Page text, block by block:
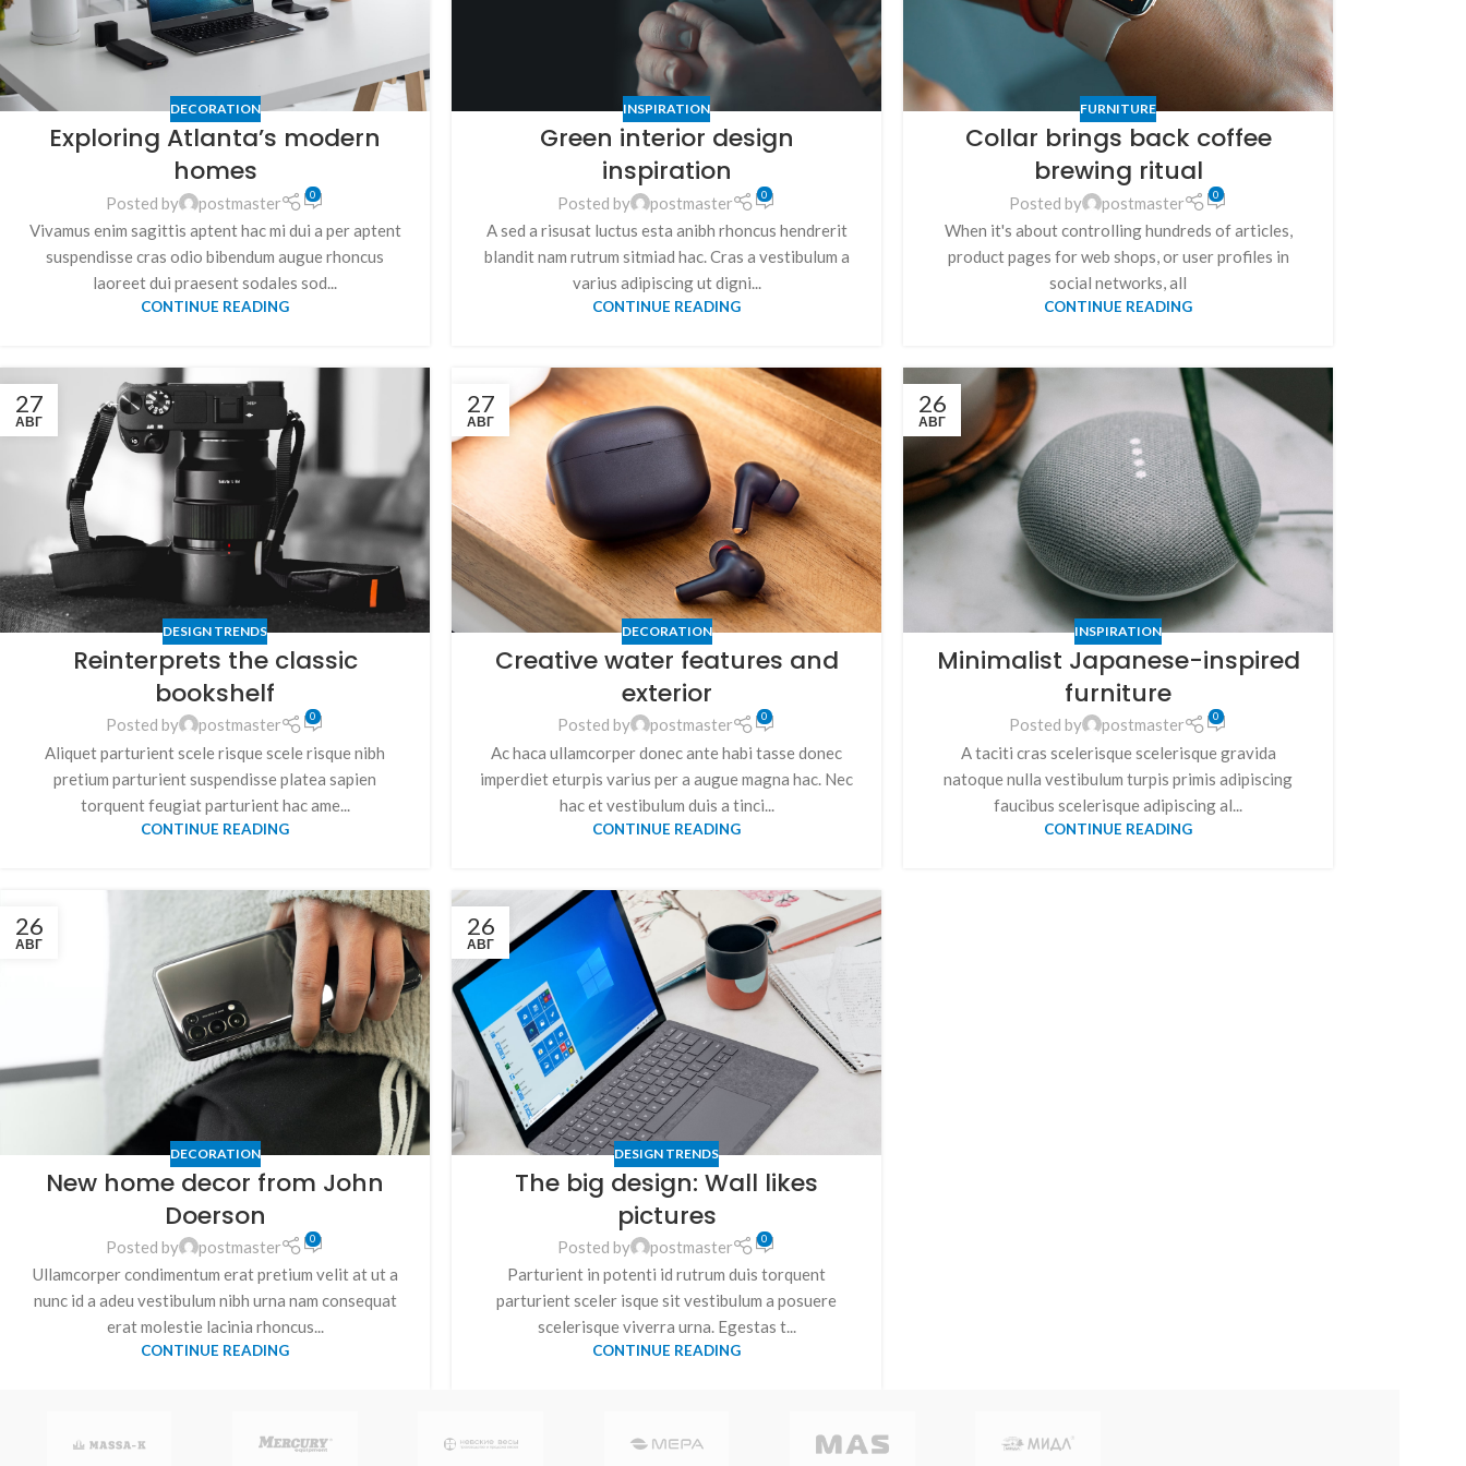
DECORATION
Exploring Atlanta’s modern
homes
Posted by postmaster 0
Vivamus enim sagittis aptent hac mi dui a per aptent
suspendisse cras odio bibendum augue rhoncus
laoreet dui praesent sodales sod...
CONTINUE READING
INSPIRATION
Green interior design
inspiration
Posted by postmaster 0
A sed a risusat luctus esta anibh rhoncus hendrerit
blandit nam rutrum sitmiad hac. Cras a vestibulum a
varius adipiscing ut digni...
CONTINUE READING
FURNITURE
Collar brings back coffee
brewing ritual
Posted by postmaster 0
When it's about controlling hundreds of articles,
product pages for web shops, or user profiles in
social networks, all
CONTINUE READING
27
АВГ
DESIGN TRENDS
Reinterprets the classic
bookshelf
Posted by postmaster 0
Aliquet parturient scele risque scele risque nibh
pretium parturient suspendisse platea sapien
torquent feugiat parturient hac ame...
CONTINUE READING
27
АВГ
DECORATION
Creative water features and
exterior
Posted by postmaster 0
Ac haca ullamcorper donec ante habi tasse donec
imperdiet eturpis varius per a augue magna hac. Nec
hac et vestibulum duis a tinci...
CONTINUE READING
26
АВГ
INSPIRATION
Minimalist Japanese-inspired
furniture
Posted by postmaster 0
A taciti cras scelerisque scelerisque gravida
natoque nulla vestibulum turpis primis adipiscing
faucibus scelerisque adipiscing al...
CONTINUE READING
26
АВГ
DECORATION
New home decor from John
Doerson
Posted by postmaster 0
Ullamcorper condimentum erat pretium velit at ut a
nunc id a adeu vestibulum nibh urna nam consequat
erat molestie lacinia rhoncus...
CONTINUE READING
26
АВГ
DESIGN TRENDS
The big design: Wall likes
pictures
Posted by postmaster 0
Parturient in potenti id rutrum duis torquent
parturient sceler isque sit vestibulum a posuere
scelerisque viverra urna. Egestas t...
CONTINUE READING